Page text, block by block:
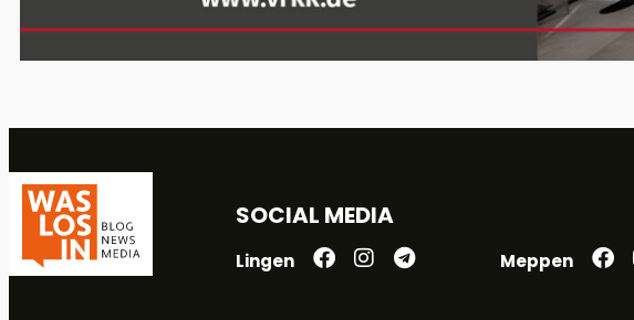
SOCIAL MEDIA
Lingen Meppen